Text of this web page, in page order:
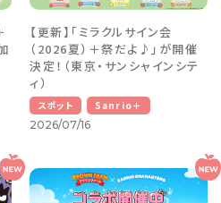
【更新】「ミラクルサイン会
（2026夏）＋祭だよ♪」が開催
決定！（東京・サンシャインシテ
ィ）
スポット
Sanrio＋
2026/07/16